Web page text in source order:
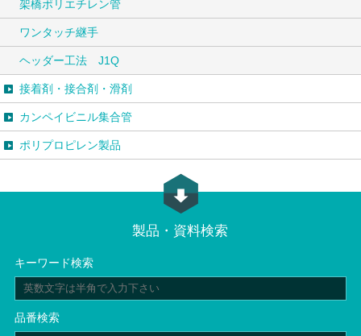
架橋ポリエチレン管
ワンタッチ継手
ヘッダー工法 J1Q
接着剤・接合剤・滑剤
カンペイビニル集合管
ポリプロピレン製品
製品・資料検索
キーワード検索
品番検索